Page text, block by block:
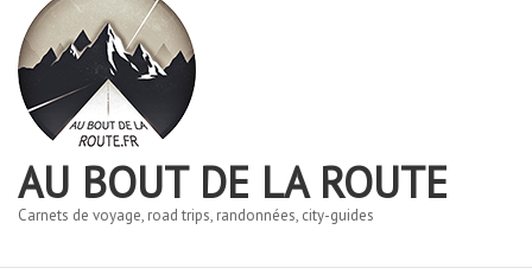
AU BOUT DE LA ROUTE
Carnets de voyage, road trips, randonnées, city-guides